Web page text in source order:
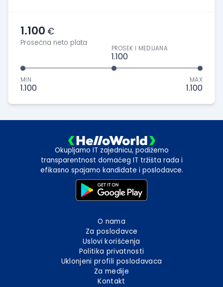
1.100 €
Prosečna neto plata
MIN
1.100
PROSEK I MEDIJANA
1.100
MAX
1.100
Okupljamo IT zajednicu, podižemo
transparentnost domaćeg IT tržišta rada i
efikasno spajamo kandidate i poslodavce.
O nama
Za poslodavce
Uslovi korišćenja
Politika privatnosti
Uklonjeni profili poslodavaca
Za medije
Kontakt